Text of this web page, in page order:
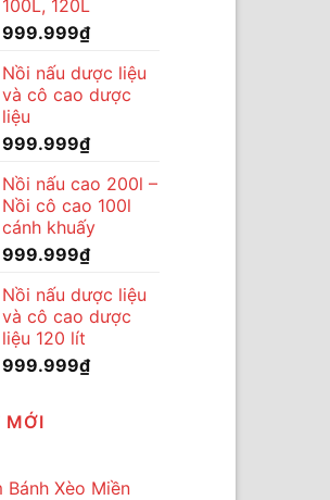
100L, 120L
999.999₫
Nồi nấu dược liệu
và cô cao dược
liệu
999.999₫
Nồi nấu cao 200l –
Nồi cô cao 100l
cánh khuấy
999.999₫
Nồi nấu dược liệu
và cô cao dược
liệu 120 lít
999.999₫
MỚI
Bánh Xèo Miền